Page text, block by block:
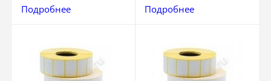
Подробнее
Подробнее